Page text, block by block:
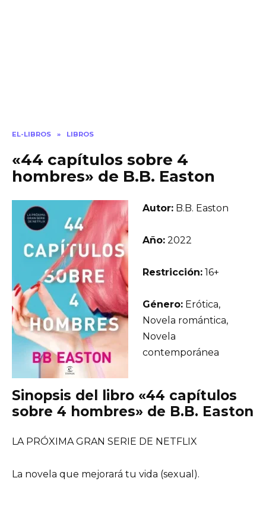
EL-LIBROS » LIBROS
«44 capítulos sobre 4
hombres» de B.B. Easton
Autor: B.B. Easton
Año: 2022
Restricción: 16+
Género: Erótica,
Novela romántica,
Novela
contemporánea
Sinopsis del libro «44 capítulos
sobre 4 hombres» de B.B. Easton
LA PRÓXIMA GRAN SERIE DE NETFLIX
La novela que mejorará tu vida (sexual).